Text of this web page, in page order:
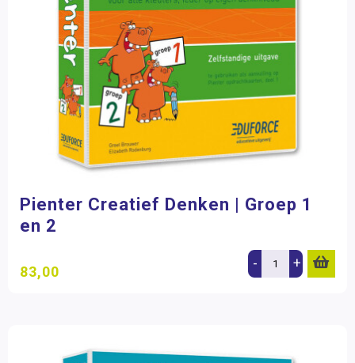
Pienter Creatief Denken | Groep 1
en 2
83,00 - +